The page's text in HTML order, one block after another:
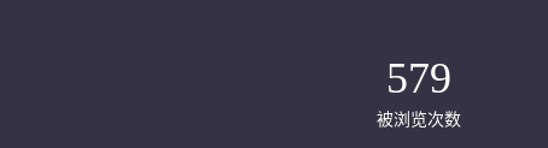
579
被浏览次数